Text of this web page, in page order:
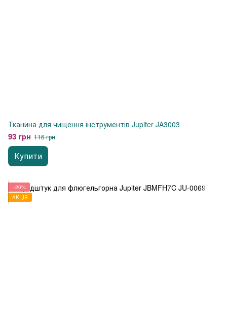
Тканина для чищення інструментів Jupiter JA3003
93 грн 116 грн
Купити
−20%
АКЦІЯ